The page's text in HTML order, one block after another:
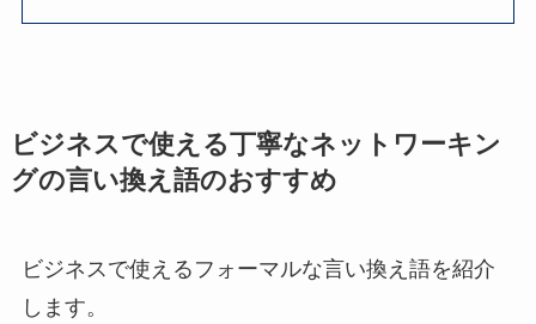
ビジネスで使える丁寧なネットワーキン
グの言い換え語のおすすめ
ビジネスで使えるフォーマルな言い換え語を紹介
します。